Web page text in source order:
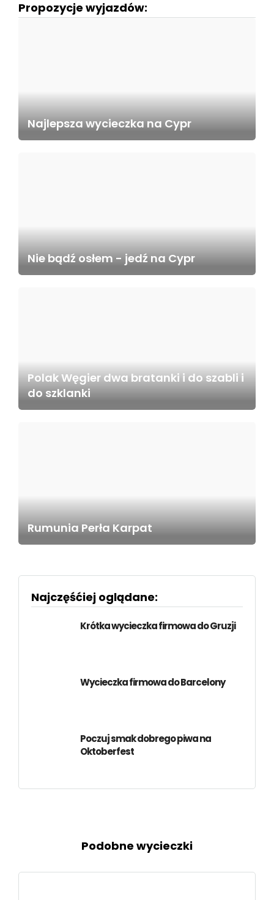
Propozycje wyjazdów:
Najlepsza wycieczka na Cypr
Nie bądź osłem - jedź na Cypr
Polak Węgier dwa bratanki i do szabli i
do szklanki
Rumunia Perła Karpat
Najczęśćiej oglądane:
Krótka wycieczka firmowa do Gruzji
Wycieczka firmowa do Barcelony
Poczuj smak dobrego piwa na
Oktoberfest
Podobne wycieczki